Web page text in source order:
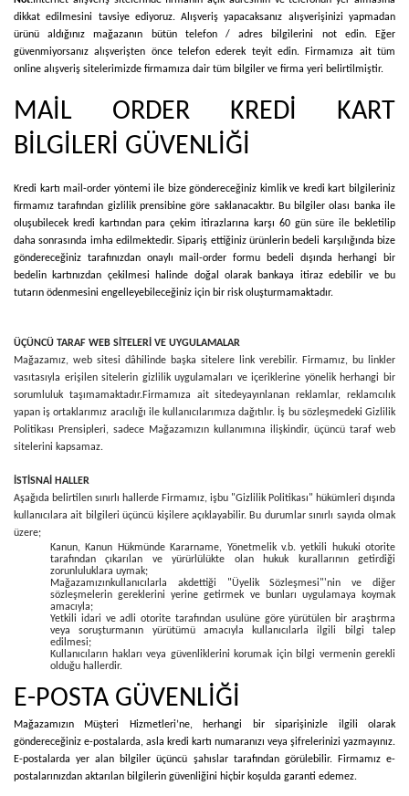
dikkat edilmesini tavsiye ediyoruz. Alışveriş yapacaksanız alışverişinizi yapmadan
ürünü aldığınız mağazanın bütün telefon / adres bilgilerini not edin. Eğer
güvenmiyorsanız alışverişten önce telefon ederek teyit edin. Firmamıza ait tüm
online alışveriş sitelerimizde firmamıza dair tüm bilgiler ve firma yeri belirtilmiştir.
MAİL ORDER KREDİ KART
BİLGİLERİ GÜVENLİĞİ
Kredi kartı mail-order yöntemi ile bize göndereceğiniz kimlik ve kredi kart bilgileriniz
firmamız tarafından gizlilik prensibine göre saklanacaktır. Bu bilgiler olası banka ile
oluşubilecek kredi kartından para çekim itirazlarına karşı 60 gün süre ile bekletilip
daha sonrasında imha edilmektedir. Sipariş ettiğiniz ürünlerin bedeli karşılığında bize
göndereceğiniz tarafınızdan onaylı mail-order formu bedeli dışında herhangi bir
bedelin kartınızdan çekilmesi halinde doğal olarak bankaya itiraz edebilir ve bu
tutarın ödenmesini engelleyebileceğiniz için bir risk oluşturmamaktadır.
ÜÇÜNCÜ TARAF WEB SİTELERİ VE UYGULAMALAR
Mağazamız, web sitesi dâhilinde başka sitelere link verebilir. Firmamız, bu linkler
vasıtasıyla erişilen sitelerin gizlilik uygulamaları ve içeriklerine yönelik herhangi bir
sorumluluk taşımamaktadır.Firmamıza ait sitedeyayınlanan reklamlar, reklamcılık
yapan iş ortaklarımız aracılığı ile kullanıcılarımıza dağıtılır. İş bu sözleşmedeki Gizlilik
Politikası Prensipleri, sadece Mağazamızın kullanımına ilişkindir, üçüncü taraf web
sitelerini kapsamaz.
İSTİSNAİ HALLER
Aşağıda belirtilen sınırlı hallerde Firmamız, işbu "Gizlilik Politikası" hükümleri dışında
kullanıcılara ait bilgileri üçüncü kişilere açıklayabilir. Bu durumlar sınırlı sayıda olmak
üzere;
Kanun, Kanun Hükmünde Kararname, Yönetmelik v.b. yetkili hukuki otorite
tarafından çıkarılan ve yürürlülükte olan hukuk kurallarının getirdiği
zorunluluklara uymak;
Mağazamızınkullanıcılarla akdettiği "Üyelik Sözleşmesi"'nin ve diğer
sözleşmelerin gereklerini yerine getirmek ve bunları uygulamaya koymak
amacıyla;
Yetkili idari ve adli otorite tarafından usulüne göre yürütülen bir araştırma
veya soruşturmanın yürütümü amacıyla kullanıcılarla ilgili bilgi talep
edilmesi;
Kullanıcıların hakları veya güvenliklerini korumak için bilgi vermenin gerekli
olduğu hallerdir.
E-POSTA GÜVENLİĞİ
Mağazamızın Müşteri Hizmetleri’ne, herhangi bir siparişinizle ilgili olarak
göndereceğiniz e-postalarda, asla kredi kartı numaranızı veya şifrelerinizi yazmayınız.
E-postalarda yer alan bilgiler üçüncü şahıslar tarafından görülebilir. Firmamız e-
postalarınızdan aktarılan bilgilerin güvenliğini hiçbir koşulda garanti edemez.